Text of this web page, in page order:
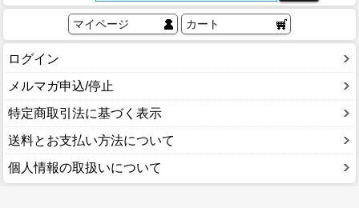
マイページ カート
ログイン
メルマガ申込/停止
特定商取引法に基づく表示
送料とお支払い方法について
個人情報の取扱いについて